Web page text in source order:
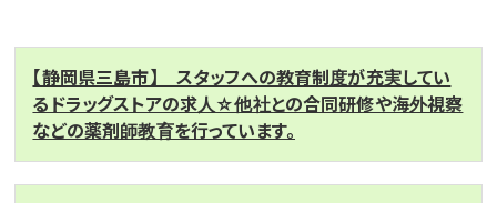
【静岡県三島市】 スタッフへの教育制度が充実してい
るドラッグストアの求人☆他社との合同研修や海外視察
などの薬剤師教育を行っています。